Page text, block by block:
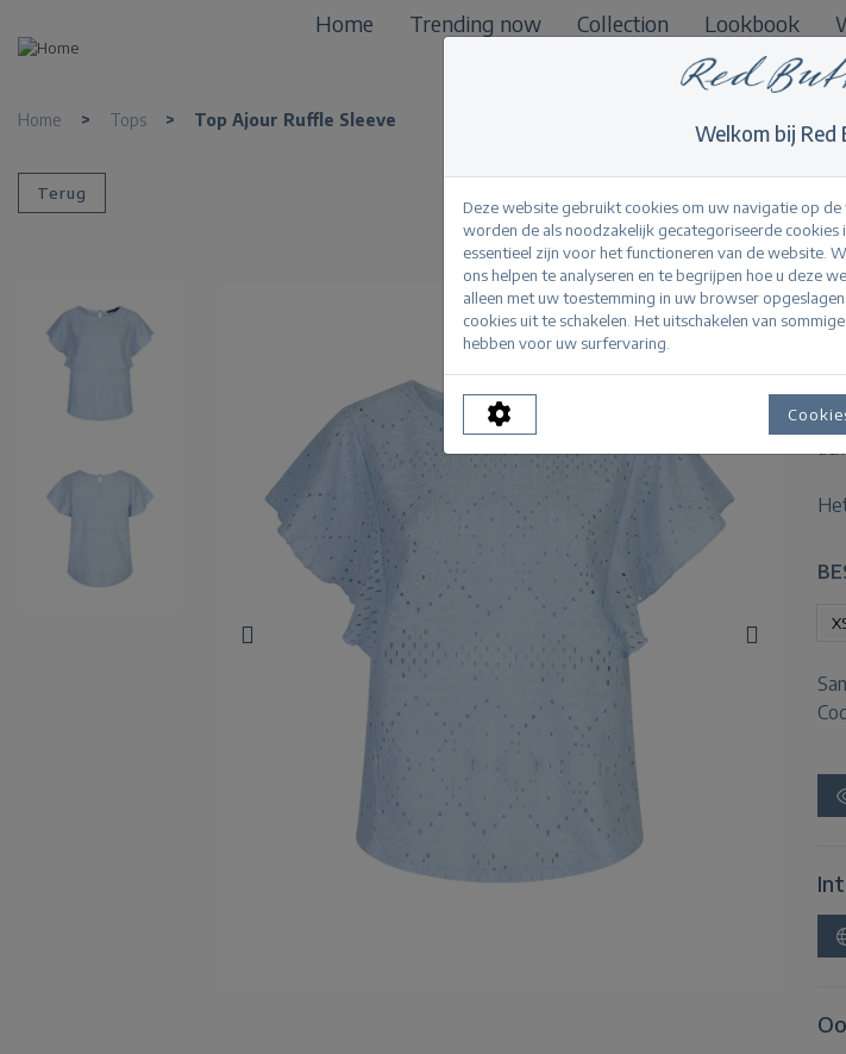
Home Trending now Collection Lookbook
B2B
Home > Tops > Top Ajour Ruffle Sleeve
Terug
De
Welkom bij Red
Deze website gebruikt cookies om uw navigatie op
worden de als noodzakelijk gecategoriseerde
essentieel zijn voor het functioneren van de website.
ons helpen te analyseren en te begrijpen hoe u deze
alleen met uw toestemming in uw browser
cookies uit te schakelen. Het uitschakelen van
hebben voor uw surfervaring.